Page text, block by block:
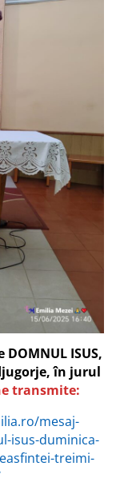
ISUS,
în jurul
transmite:
mesaj-
isus-duminica-
treimi-